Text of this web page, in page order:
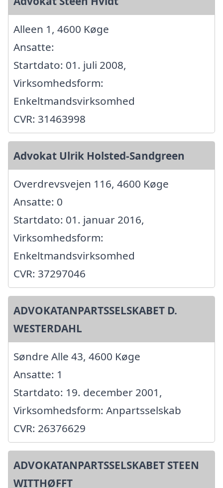
Alleen 1, 4600 Køge
Ansatte:
Startdato: 01. juli 2008,
Virksomhedsform:
Enkeltmandsvirksomhed
CVR: 31463998
Advokat Ulrik Holsted-Sandgreen
Overdrevsvejen 116, 4600 Køge
Ansatte: 0
Startdato: 01. januar 2016,
Virksomhedsform:
Enkeltmandsvirksomhed
CVR: 37297046
ADVOKATANPARTSSELSKABET D.
WESTERDAHL
Søndre Alle 43, 4600 Køge
Ansatte: 1
Startdato: 19. december 2001,
Virksomhedsform: Anpartsselskab
CVR: 26376629
ADVOKATANPARTSSELSKABET STEEN
WITTHØFFT